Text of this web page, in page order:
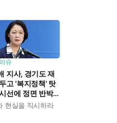
슈
지사, 경기도 재
고 '복지정책' 탓
선에 정면 반박 :
와 아이 인구 급
현실을 직시하라